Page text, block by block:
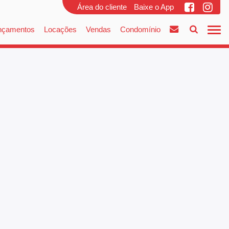
Área do cliente Baixe o App
Locações Vendas Condomínio